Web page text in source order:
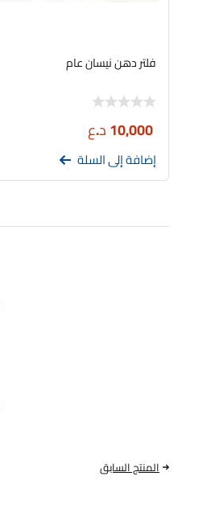
فلتر دهن نيسان عام
10,000د.ع
إضافة إلى السلة
المنتج السابق